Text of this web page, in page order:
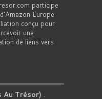
participe
Europe
conçu pour
une
de liens vers
Au Trésor) .